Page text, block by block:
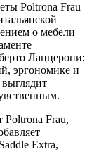
Poltrona Frau
о мебели
Лаццерони:
эргономике и
Frau,
Extra,